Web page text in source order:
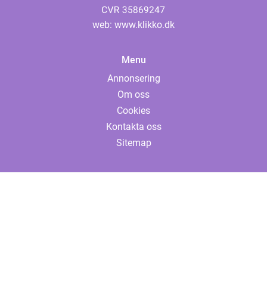
web: www.klikko.dk
Menu
Annonsering
Om oss
Cookies
Kontakta oss
Sitemap